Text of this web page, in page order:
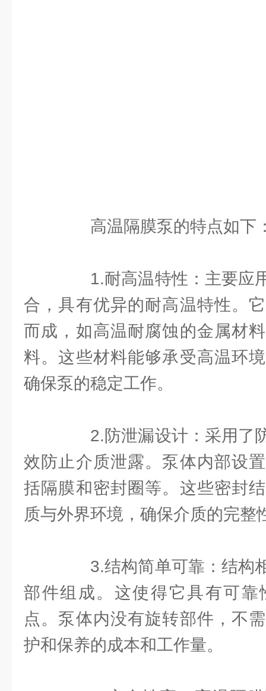
高温隔膜泵的特点如下
1.耐高温特性：主要应
合，具有优异的耐高温特性。
而成，如高温耐腐蚀的金属材
料。这些材料能够承受高温环
确保泵的稳定工作。
2.防泄漏设计：采用了
效防止介质泄露。泵体内部设
括隔膜和密封圈等。这些密封
质与外界环境，确保介质的完整
3.结构简单可靠：结构
部件组成。这使得它具有可靠
点。泵体内没有旋转部件，不
护和保养的成本和工作量。